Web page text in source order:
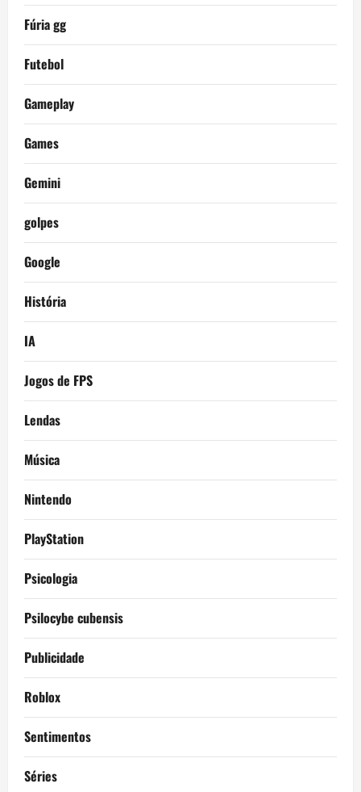
Fúria gg
Futebol
Gameplay
Games
Gemini
golpes
Google
História
IA
Jogos de FPS
Lendas
Música
Nintendo
PlayStation
Psicologia
Psilocybe cubensis
Publicidade
Roblox
Sentimentos
Séries